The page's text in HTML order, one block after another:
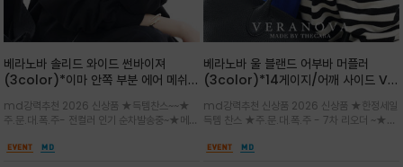
베라노바 솔리드 와이드 썬바이져
(3color)*이마 안쪽 부분 에어 메쉬
노바 심볼 전사 인쇄(Transfer
Printing)뒷밴딩으로 사이즈 조절이 가
능해 누구나 안정적으로 착용
md강력추천 2026 신상품 ★득템찬스~~★
주.문.대.폭.주- 전컬러 인기 순차발송중~★메쉬
일 보송보송한 스킨케어 핏(Skin-care fit)을
베라노바 울 블랜드 어부바 머플러
(3color)*14게이지/어깨 사이드 VN
잡는 감각적인 레이어드 니트 어부바숄/
뒷면의 은은한 V자 조직감과 부드러운
터치감으로 완성도를 높였으며, 단조로
md강력추천 신상품 2026 신상품 ★한정세일
득템 찬스 ★주.문.대.폭.주 - 7차 리오더 ~★셔
인트를 주기 좋으며, 소매 끝단에 위치한 실버